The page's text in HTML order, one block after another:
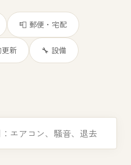
📮 郵便・宅配
更新 🔧 設備